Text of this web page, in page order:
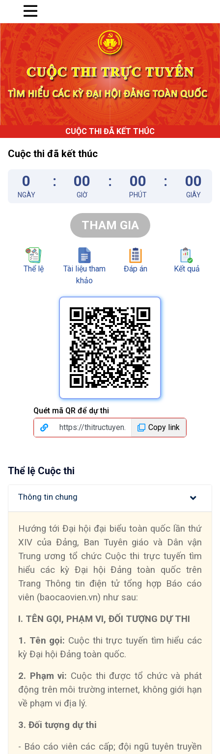
Trang chủ
CUỘC THI ĐÃ KẾT THÚC
Cuộc thi đã kết thúc
0
NGÀY
: 00
GIỜ
: 00
PHÚT
: 00
GIÂY
THAM GIA
Thể lệ
Tài liệu tham
khảo
Đáp án Kết quả
Quét mã QR để dự thi
Copy link
Thể lệ Cuộc thi
Thông tin chung
Hướng tới Đại hội đại biểu toàn quốc lần thứ
XIV của Đảng, Ban Tuyên giáo và Dân vận
Trung ương tổ chức Cuộc thi trực tuyến tìm
hiểu các kỳ Đại hội Đảng toàn quốc trên
Trang Thông tin điện tử tổng hợp Báo cáo
viên (baocaovien.vn) như sau:
I. TÊN GỌI, PHẠM VI, ĐỐI TƯỢNG DỰ THI
1. Tên gọi: Cuộc thi trực tuyến tìm hiểu các
kỳ Đại hội Đảng toàn quốc.
2. Phạm vi: Cuộc thi được tổ chức và phát
động trên môi trường internet, không giới hạn
về phạm vi địa lý.
3. Đối tượng dự thi
- Báo cáo viên các cấp; đội ngũ tuyên truyền